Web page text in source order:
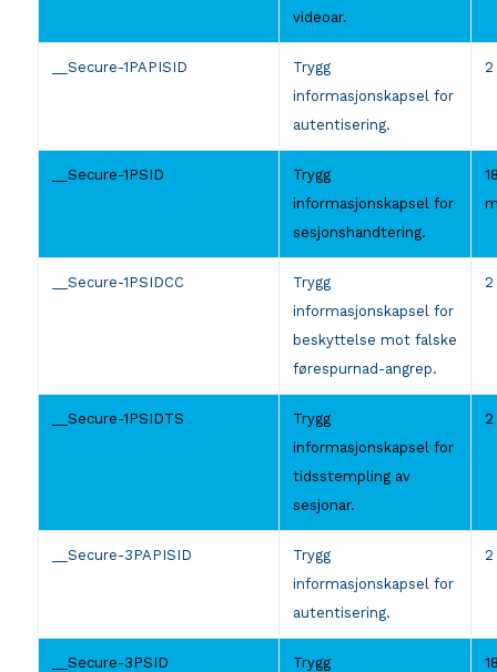
videoar.
__Secure-1PAPISID
Trygg
informasjonskapsel for
autentisering.
2
__Secure-1PSID
Trygg
informasjonskapsel for
sesjonshandtering.
__Secure-1PSIDCC
Trygg
informasjonskapsel for
beskyttelse mot falske
førespurnad-angrep.
2
__Secure-1PSIDTS
Trygg
informasjonskapsel for
tidsstempling av
sesjonar.
2
__Secure-3PAPISID
Trygg
informasjonskapsel for
autentisering.
2
__Secure-3PSID
Trygg